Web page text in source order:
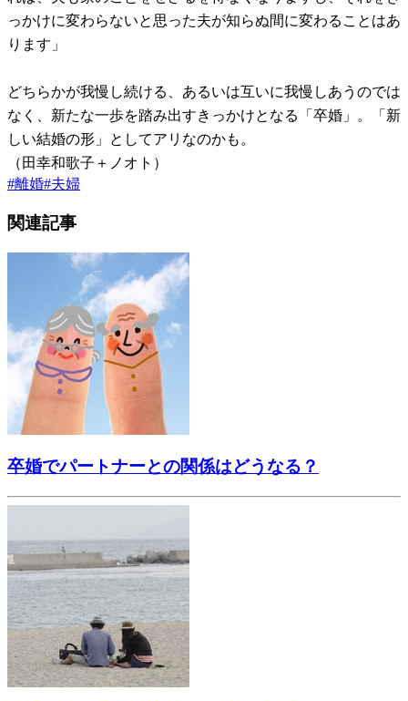
っかけに変わらないと思った夫が知らぬ間に変わることはあ
ります」
どちらかが我慢し続ける、あるいは互いに我慢しあうのでは
なく、新たな一歩を踏み出すきっかけとなる「卒婚」。「新
しい結婚の形」としてアリなのかも。
（田幸和歌子＋ノオト）
#離婚#夫婦
関連記事
卒婚でパートナーとの関係はどうなる？